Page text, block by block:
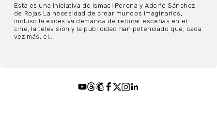
Esta es una iniciativa de Ismael Perona y Adolfo Sánchez
de Rojas La necesidad de crear mundos imaginarios,
incluso la excesiva demanda de retocar escenas en el
cine, la televisión y la publicidad han potenciado que, cada
vez más, el...